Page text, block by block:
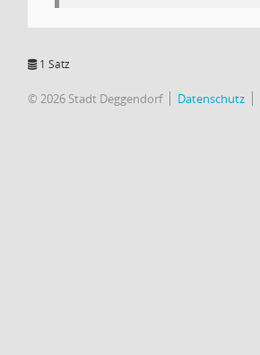
1 Satz
© 2026 Stadt Deggendorf Datenschutz